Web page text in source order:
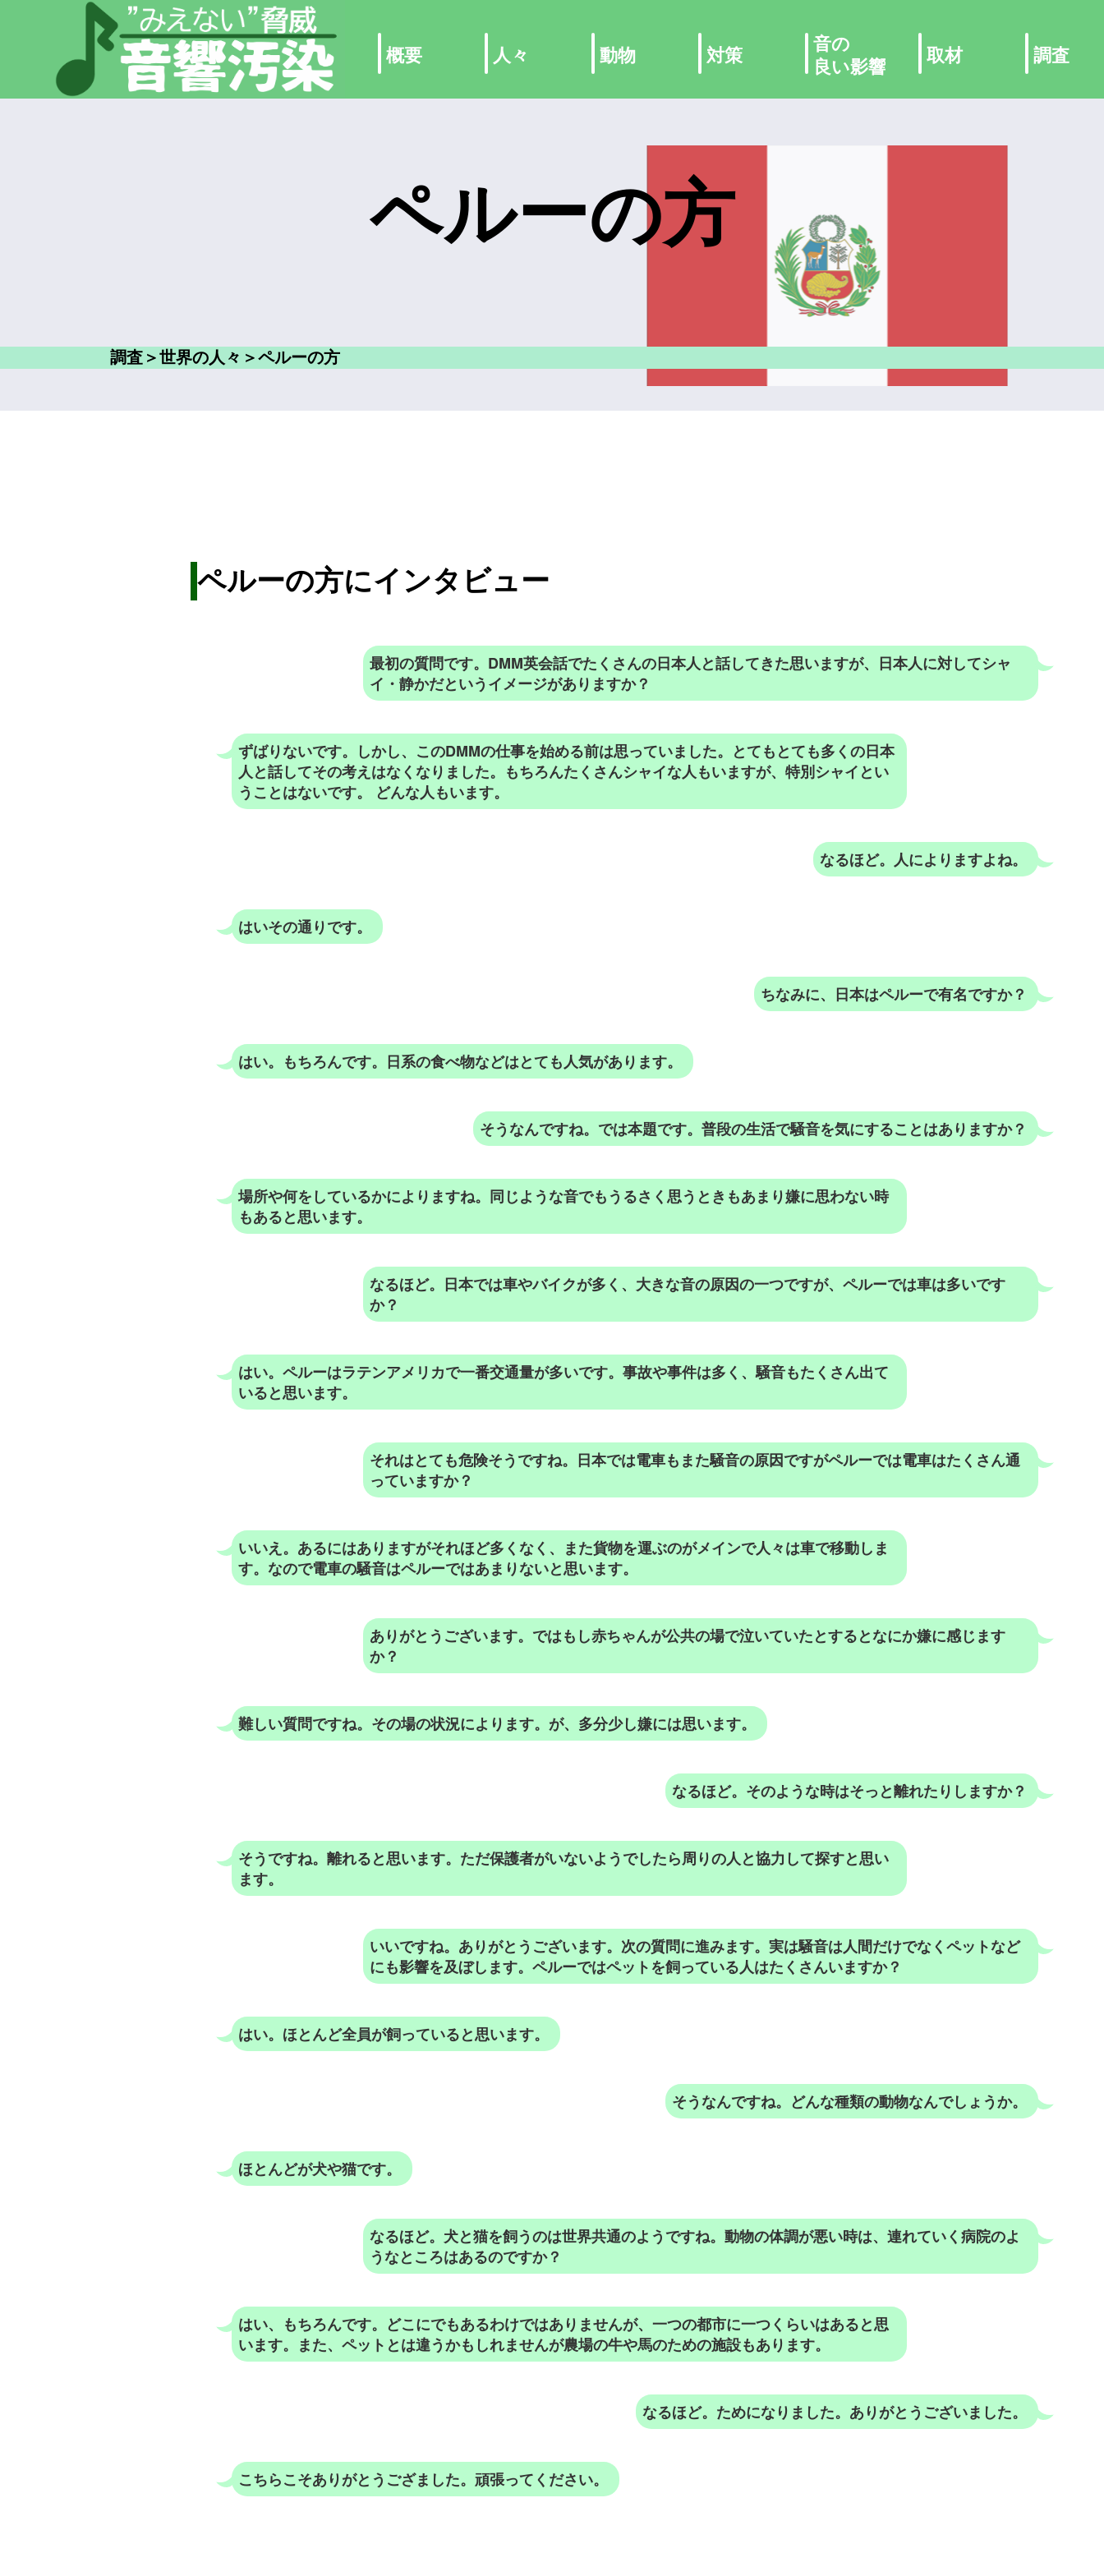
概要 人々 動物 対策
音の
良い影響
取材 調査
ペルーの方
調査＞世界の人々＞ペルーの方
ペルーの方にインタビュー
最初の質問です。DMM英会話でたくさんの日本人と話してきた思いますが、日本人に対してシャ
イ・静かだというイメージがありますか？
ずばりないです。しかし、このDMMの仕事を始める前は思っていました。とてもとても多くの日本
人と話してその考えはなくなりました。もちろんたくさんシャイな人もいますが、特別シャイとい
うことはないです。 どんな人もいます。
なるほど。人によりますよね。
はいその通りです。
ちなみに、日本はペルーで有名ですか？
はい。もちろんです。日系の食べ物などはとても人気があります。
そうなんですね。では本題です。普段の生活で騒音を気にすることはありますか？
場所や何をしているかによりますね。同じような音でもうるさく思うときもあまり嫌に思わない時
もあると思います。
なるほど。日本では車やバイクが多く、大きな音の原因の一つですが、ペルーでは車は多いです
か？
はい。ペルーはラテンアメリカで一番交通量が多いです。事故や事件は多く、騒音もたくさん出て
いると思います。
それはとても危険そうですね。日本では電車もまた騒音の原因ですがペルーでは電車はたくさん通
っていますか？
いいえ。あるにはありますがそれほど多くなく、また貨物を運ぶのがメインで人々は車で移動しま
す。なので電車の騒音はペルーではあまりないと思います。
ありがとうございます。ではもし赤ちゃんが公共の場で泣いていたとするとなにか嫌に感じます
か？
難しい質問ですね。その場の状況によります。が、多分少し嫌には思います。
なるほど。そのような時はそっと離れたりしますか？
そうですね。離れると思います。ただ保護者がいないようでしたら周りの人と協力して探すと思い
ます。
いいですね。ありがとうございます。次の質問に進みます。実は騒音は人間だけでなくペットなど
にも影響を及ぼします。ペルーではペットを飼っている人はたくさんいますか？
はい。ほとんど全員が飼っていると思います。
そうなんですね。どんな種類の動物なんでしょうか。
ほとんどが犬や猫です。
なるほど。犬と猫を飼うのは世界共通のようですね。動物の体調が悪い時は、連れていく病院のよ
うなところはあるのですか？
はい、もちろんです。どこにでもあるわけではありませんが、一つの都市に一つくらいはあると思
います。また、ペットとは違うかもしれませんが農場の牛や馬のための施設もあります。
なるほど。ためになりました。ありがとうございました。
こちらこそありがとうござました。頑張ってください。